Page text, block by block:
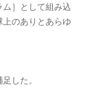
］として組み込
のありとあらゆ
した。